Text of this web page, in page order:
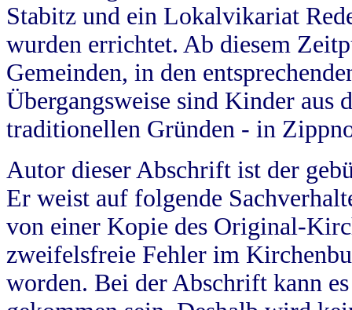
Stabitz und ein Lokalvikariat
wurden errichtet. Ab diesem
Gemeinden, in den
Übergangsweise sind Kinder aus
traditionellen Gründen - in
Autor dieser Abschrift ist der
Er weist auf folgende
von einer Kopie des Original-
zweifelsfreie Fehler im
worden. Bei der Abschrift kann